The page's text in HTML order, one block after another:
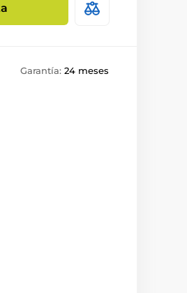
Garantía: 24 meses